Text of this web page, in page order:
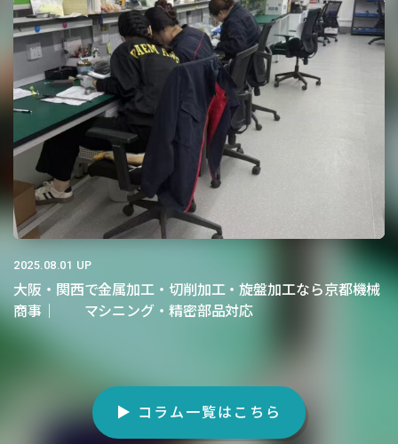
2025.08.01 UP
大阪・関西で金属加工・切削加工・旋盤加工なら京都機械
商事｜ マシニング・精密部品対応
▶ コラム一覧はこちら